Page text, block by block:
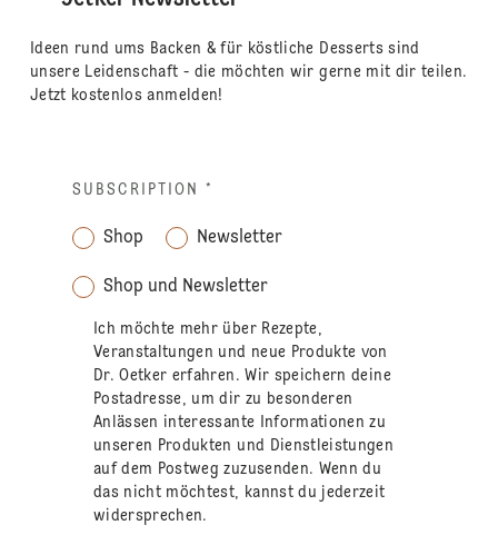
Ideen rund ums Backen & für köstliche Desserts sind
unsere Leidenschaft - die möchten wir gerne mit dir teilen.
Jetzt kostenlos anmelden!
SUBSCRIPTION *
Shop Newsletter
Shop und Newsletter
Ich möchte mehr über Rezepte,
Veranstaltungen und neue Produkte von
Dr. Oetker erfahren. Wir speichern deine
Postadresse, um dir zu besonderen
Anlässen interessante Informationen zu
unseren Produkten und Dienstleistungen
auf dem Postweg zuzusenden. Wenn du
das nicht möchtest, kannst du jederzeit
widersprechen.